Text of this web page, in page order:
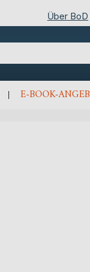
Über BoD
E-BOOK-